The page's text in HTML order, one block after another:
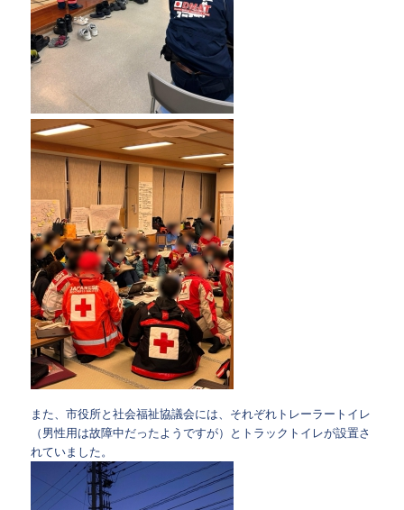
また、市役所と社会福祉協議会には、それぞれトレーラートイレ
（男性用は故障中だったようですが）とトラックトイレが設置さ
れていました。